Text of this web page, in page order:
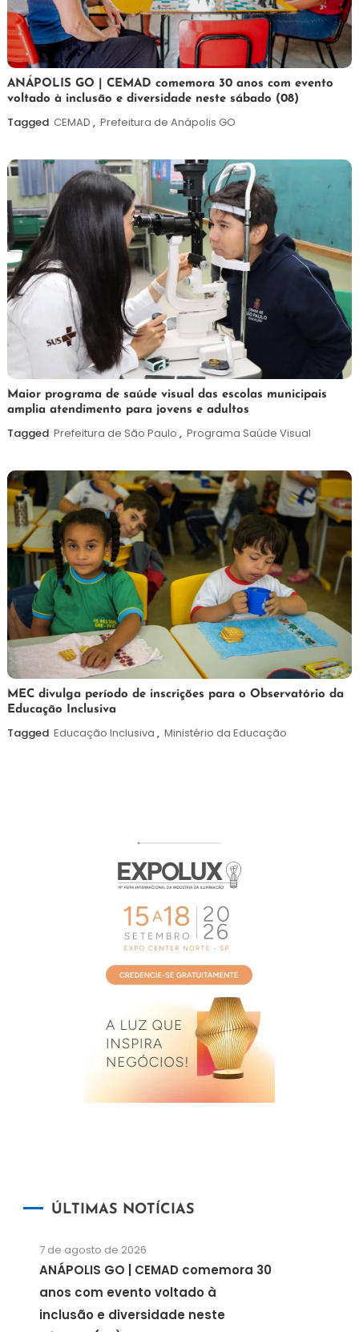
7
de
agosto
Maurilio
ANÁPOLIS GO | CEMAD comemora 30 anos com evento
voltado à inclusão e diversidade neste sábado (08)
Tagged CEMAD , Prefeitura de Anápolis GO
7
de
agosto
Maurilio
Maior programa de saúde visual das escolas municipais
amplia atendimento para jovens e adultos
Tagged Prefeitura de São Paulo , Programa Saúde Visual
7
de
agosto
Maurilio
MEC divulga período de inscrições para o Observatório da
Educação Inclusiva
Tagged Educação Inclusiva , Ministério da Educação
ÚLTIMAS NOTÍCIAS
7 de agosto de 2026
ANÁPOLIS GO | CEMAD comemora 30
anos com evento voltado à
inclusão e diversidade neste